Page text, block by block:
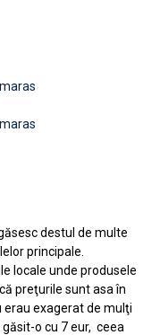
destul de multe
principale.
locale unde produsele
preţurile sunt asa în
erau exagerat de mulţi
o cu 7 eur, ceea